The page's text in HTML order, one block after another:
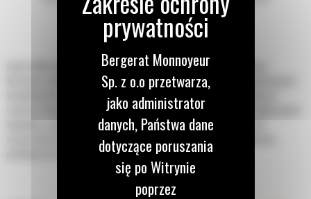
Łyżki Cat® do pługów wielozadaniowych typu V do ładowarek o sterowaniu
burtowym, miniładowarek gąsienicowych, kompaktowych ładowarek gąsienicowych i
kompaktowych ładowarek kołowych marki Cat są uniwersalnym osprzętem do
usuwania śniegu, z możliwością ustawiania lemieszy w pięciu różnych konfiguracjach.
Spychanie, zgarnianie, zamiatanie lub podbieranie śniegu oraz lodu w celu
oczyszczania powierzchni i przywracania bezpiecznego dojazdu na podjazdy,
Bergerat Monnoyeur
Sp. z o.o przetwarza,
jako administrator
danych, Państwa dane
dotyczące poruszania
się po Witrynie
poprzez